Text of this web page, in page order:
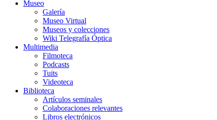
Museo
Galería
Museo Virtual
Museos y colecciones
Wiki Telegrafía Óptica
Multimedia
Filmoteca
Podcasts
Tuits
Videoteca
Biblioteca
Artículos seminales
Colaboraciones relevantes
Libros electrónicos